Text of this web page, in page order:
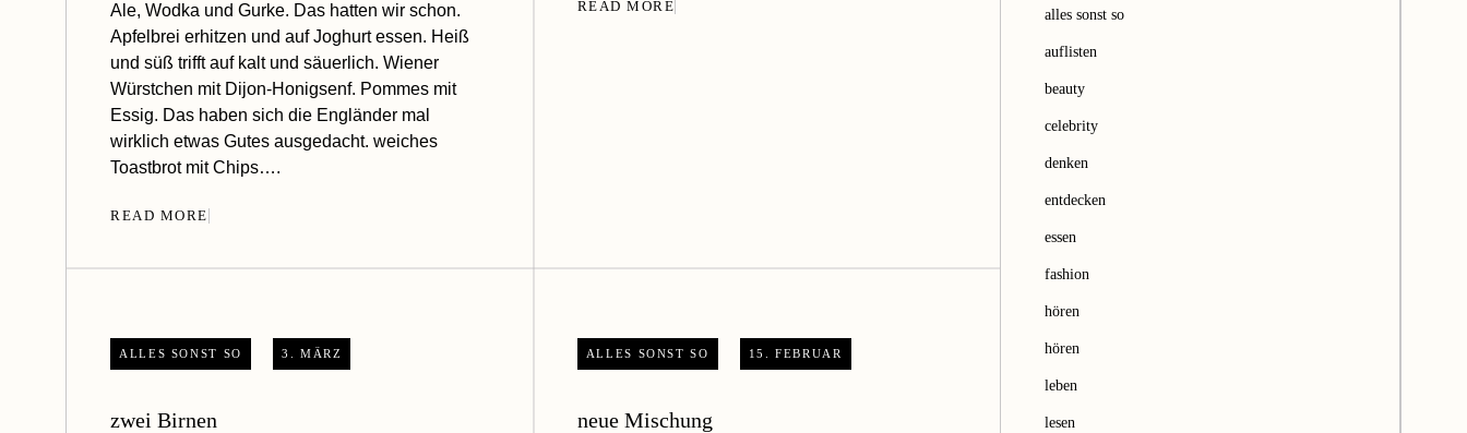
Ale, Wodka und Gurke. Das hatten wir schon.
Apfelbrei erhitzen und auf Joghurt essen. Heiß
und süß trifft auf kalt und säuerlich. Wiener
Würstchen mit Dijon-Honigsenf. Pommes mit
Essig. Das haben sich die Engländer mal
wirklich etwas Gutes ausgedacht. weiches
Toastbrot mit Chips….
READ MORE
READ MORE
3. MÄRZ
ALLES SONST SO
zwei Birnen
15. FEBRUAR
ALLES SONST SO
neue Mischung
h
alles sonst so
auflisten
beauty
celebrity
denken
entdecken
essen
fashion
hören
hören
leben
lesen